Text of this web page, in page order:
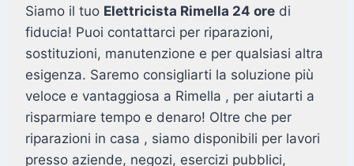
Siamo il tuo Elettricista Rimella 24 ore di
fiducia! Puoi contattarci per riparazioni,
sostituzioni, manutenzione e per qualsiasi altra
esigenza. Saremo consigliarti la soluzione più
veloce e vantaggiosa a Rimella , per aiutarti a
risparmiare tempo e denaro! Oltre che per
riparazioni in casa , siamo disponibili per lavori
presso aziende, negozi, esercizi pubblici,